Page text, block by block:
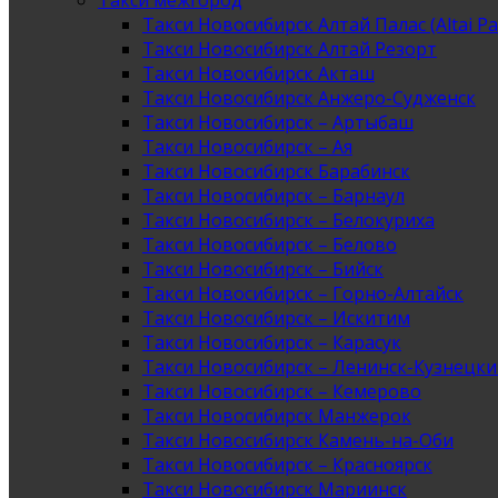
Такси Новосибирск Алтай Палас (Altai
Такси Новосибирск Алтай Резорт
Такси Новосибирск Акташ
Такси Новосибирск Анжеро-Судженск
Такси Новосибирск – Артыбаш
Такси Новосибирск – Ая
Такси Новосибирск Барабинск
Такси Новосибирск – Барнаул
Такси Новосибирск – Белокуриха
Такси Новосибирск – Белово
Такси Новосибирск – Бийск
Такси Новосибирск – Горно-Алтайск
Такси Новосибирск – Искитим
Такси Новосибирск – Карасук
Такси Новосибирск – Ленинск-
Такси Новосибирск – Кемерово
Такси Новосибирск Манжерок
Такси Новосибирск Камень-на-Оби
Такси Новосибирск – Красноярск
Такси Новосибирск Мариинск